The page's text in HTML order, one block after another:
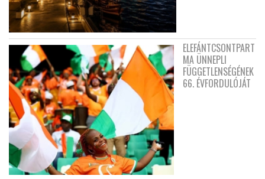
ELEFÁNTCSONTPART
MA ÜNNEPLI
FÜGGETLENSÉGÉNEK
66. ÉVFORDULÓJÁT